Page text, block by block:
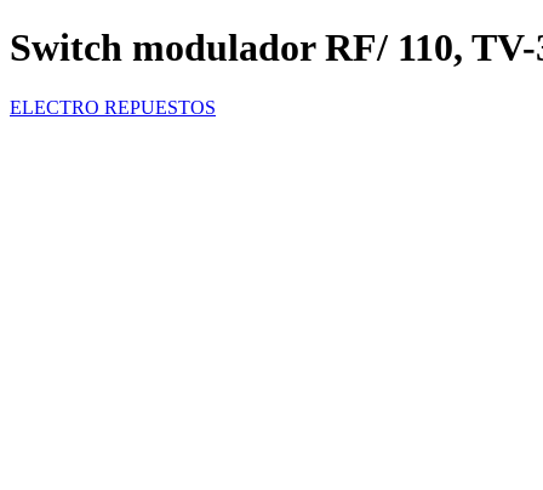
Switch modulador RF/ 110, TV-
ELECTRO REPUESTOS